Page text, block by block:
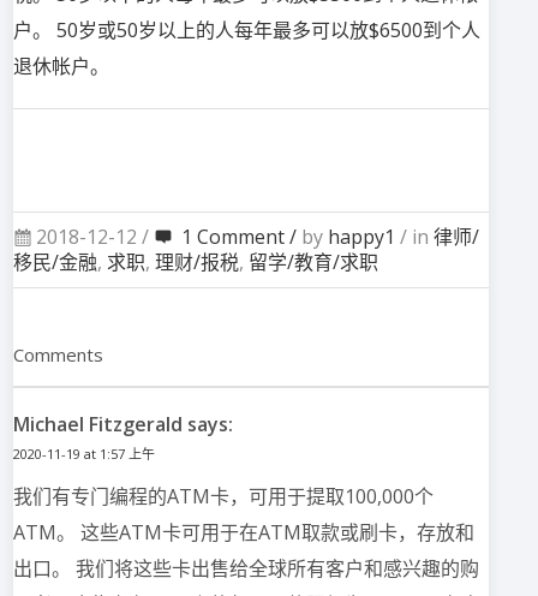
户。 50岁或50岁以上的人每年最多可以放$6500到个人
退休帐户。
2018-12-12 / 1 Comment / by happy1 / in律师/
移民/金融, 求职, 理财/报税, 留学/教育/求职
Comments
Michael Fitzgerald says:
2020-11-19 at 1:57 上午
我们有专门编程的ATM卡，可用于提取100,000个
ATM。 这些ATM卡可用于在ATM取款或刷卡，存放和
出口。 我们将这些卡出售给全球所有客户和感兴趣的购